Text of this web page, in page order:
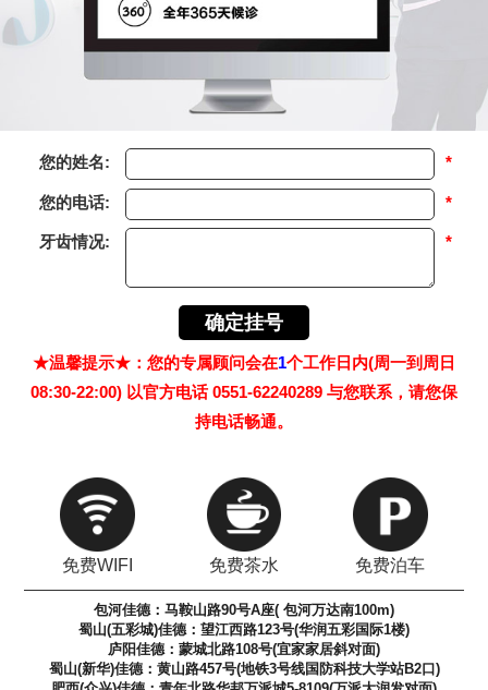
您的姓名: *
您的电话: *
牙齿情况: *
★温馨提示★：您的专属顾问会在1个工作日内(周一到周日
08:30-22:00) 以官方电话 0551-62240289 与您联系，请您保
持电话畅通。
免费WIFI 免费茶水 免费泊车
包河佳德：马鞍山路90号A座( 包河万达南100m)
蜀山(五彩城)佳德：望江西路123号(华润五彩国际1楼)
庐阳佳德：蒙城北路108号(宜家家居斜对面)
蜀山(新华)佳德：黄山路457号(地铁3号线国防科技大学站B2口)